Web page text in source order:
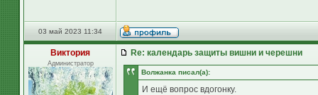
03 май 2023 11:34
Виктория
Администратор
Re: календарь защиты вишни и черешни
Волжанка писал(а):
И ещё вопрос вдогонку.